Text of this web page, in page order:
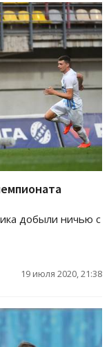
добыли ничью с
19 июля 2020, 21:38